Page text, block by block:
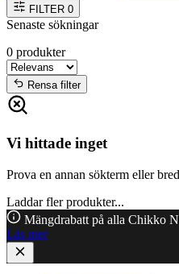
FILTER 0
Senaste sökningar
0 produkter
Rensa filter
Vi hittade inget
Prova en annan sökterm eller
Laddar fler produkter...
Mängdrabatt på alla Chikko
Läs mer